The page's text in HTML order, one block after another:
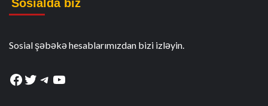
Sosialda biz
Sosial şəbəkə hesablarımızdan bizi izləyin.
Facebook
Twitter
Telegram
YouTube